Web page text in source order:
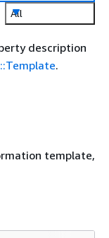
All
description
.
template,